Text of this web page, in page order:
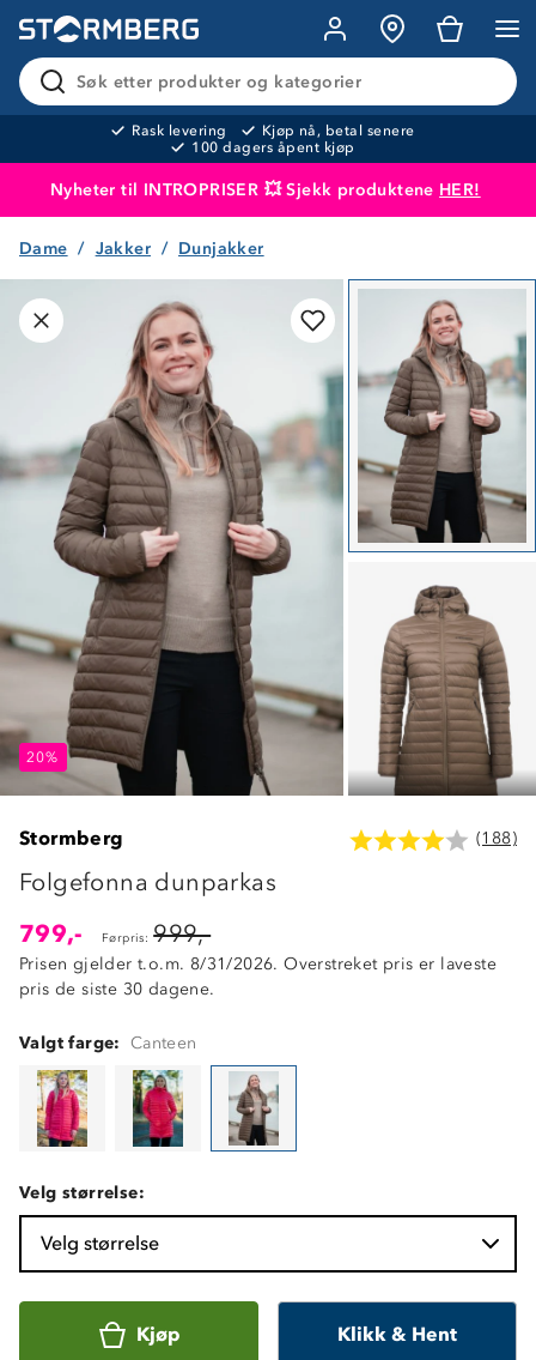
Søk etter produkter og kategorier
Rask levering
Kjøp nå, betal senere
100 dagers åpent kjøp
Nyheter til INTROPRISER 💥 Sjekk produktene HER!
Produktet er lagt i handlekurven
Dame Jakker Dunjakker
20% 20%
20%
Stormberg (188)
Folgefonna dunparkas
799,-
Førpris: 999,-
Prisen gjelder t.o.m. 8/31/2026. Overstreket pris er laveste
pris de siste 30 dagene.
Valgt farge: Canteen
Velg størrelse:
Velg størrelse
Kjøp Klikk & Hent